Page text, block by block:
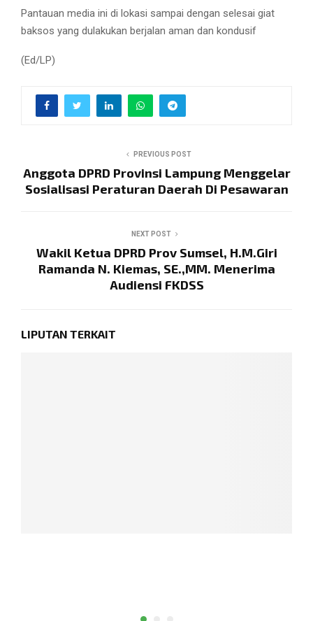
Pantauan media ini di lokasi sampai dengan selesai giat
baksos yang dulakukan berjalan aman dan kondusif
(Ed/LP)
PREVIOUS POST
Anggota DPRD Provinsi Lampung Menggelar
Sosialisasi Peraturan Daerah Di Pesawaran
NEXT POST
Wakil Ketua DPRD Prov Sumsel, H.M.Giri
Ramanda N. Kiemas, SE.,MM. Menerima
Audiensi FKDSS
LIPUTAN TERKAIT